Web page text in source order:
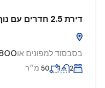
דירת 2.5 חדרים עם נוף לים בקיסריה
בסבסוד למפונים או
2
1
50 מ״ר